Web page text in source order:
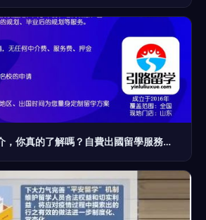
免費的日本留學中介，你真的了解嗎？自費出國留學服務解析